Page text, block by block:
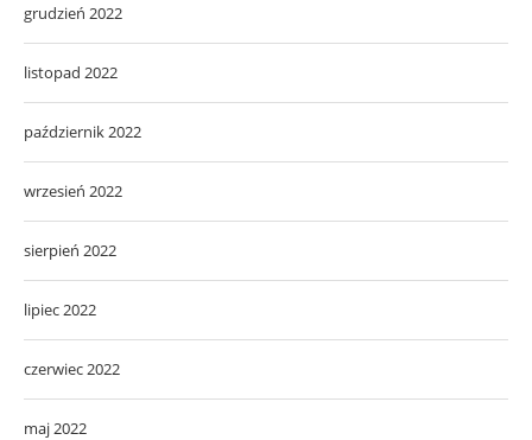
grudzień 2022
listopad 2022
październik 2022
wrzesień 2022
sierpień 2022
lipiec 2022
czerwiec 2022
maj 2022